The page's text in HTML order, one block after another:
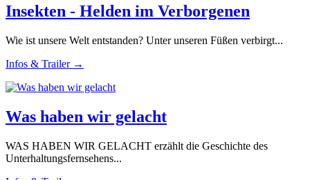
Insekten - Helden im Verborgenen
Wie ist unsere Welt entstanden? Unter unseren Füßen verbirgt...
Infos & Trailer →
Was haben wir gelacht
WAS HABEN WIR GELACHT erzählt die Geschichte des
Unterhaltungsfernsehens...